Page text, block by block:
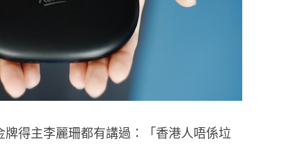
得主李麗珊都有講過：「香港人唔係垃